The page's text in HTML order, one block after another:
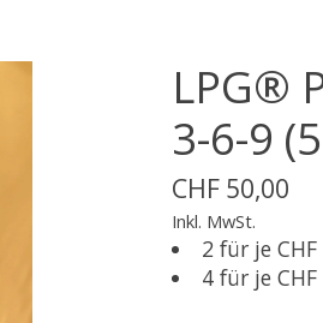
LPG®
3-6-9
CHF 50,00
Inkl. MwSt.
2 für je
4 für je